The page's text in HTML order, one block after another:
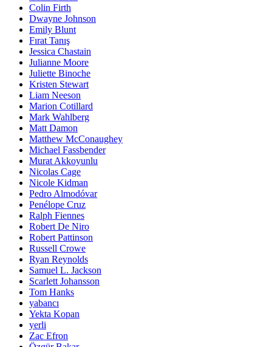
Colin Firth
Dwayne Johnson
Emily Blunt
Fırat Tanış
Jessica Chastain
Julianne Moore
Juliette Binoche
Kristen Stewart
Liam Neeson
Marion Cotillard
Mark Wahlberg
Matt Damon
Matthew McConaughey
Michael Fassbender
Murat Akkoyunlu
Nicolas Cage
Nicole Kidman
Pedro Almodóvar
Penélope Cruz
Ralph Fiennes
Robert De Niro
Robert Pattinson
Russell Crowe
Ryan Reynolds
Samuel L. Jackson
Scarlett Johansson
Tom Hanks
yabancı
Yekta Kopan
yerli
Zac Efron